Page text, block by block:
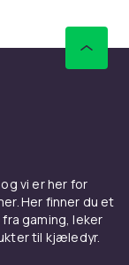
og her
og
vi er her for
Her finner du et
gaming, leker
til kjæledyr.